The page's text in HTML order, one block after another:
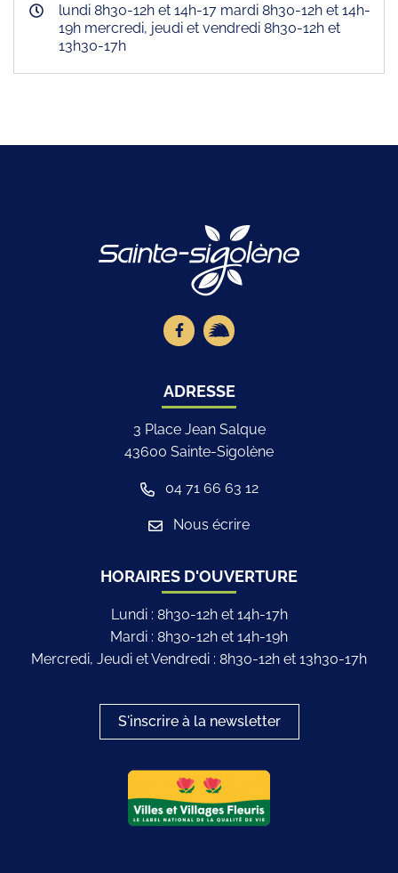
lundi 8h30-12h et 14h-17 mardi 8h30-12h et 14h-
19h mercredi, jeudi et vendredi 8h30-12h et
13h30-17h
Lien vers le compte Facebook
Lien vers la page illiwap
ADRESSE
3 Place Jean Salque
43600 Sainte-Sigolène
04 71 66 63 12
Nous écrire
HORAIRES D'OUVERTURE
Lundi : 8h30-12h et 14h-17h
Mardi : 8h30-12h et 14h-19h
Mercredi, Jeudi et Vendredi : 8h30-12h et 13h30-17h
S'inscrire à la newsletter
Logo du label